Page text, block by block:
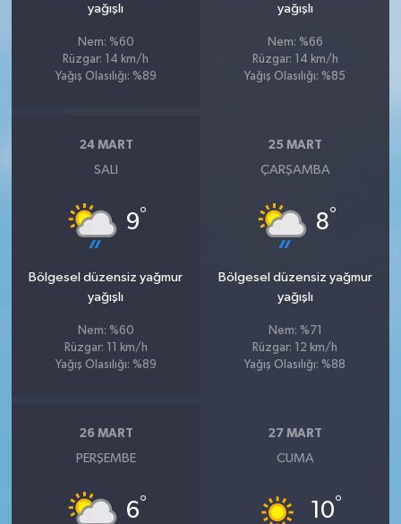
yağışlı
Nem: %60
Rüzgar: 14 km/h
Yağış Olasılığı: %89
yağışlı
Nem: %66
Rüzgar: 14 km/h
Yağış Olasılığı: %85
24 MART
SALI
9°
Bölgesel düzensiz yağmur
yağışlı
Nem: %60
Rüzgar: 11 km/h
Yağış Olasılığı: %89
25 MART
ÇARŞAMBA
8°
Bölgesel düzensiz yağmur
yağışlı
Nem: %71
Rüzgar: 12 km/h
Yağış Olasılığı: %88
26 MART
PERŞEMBE
6°
27 MART
CUMA
10°